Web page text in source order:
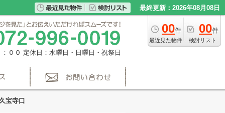
最終更新：2026年08月08日
00件
最近見た物件
00件
検討リスト
００ 定休日：水曜日・日曜日・祝祭日
宝寺口